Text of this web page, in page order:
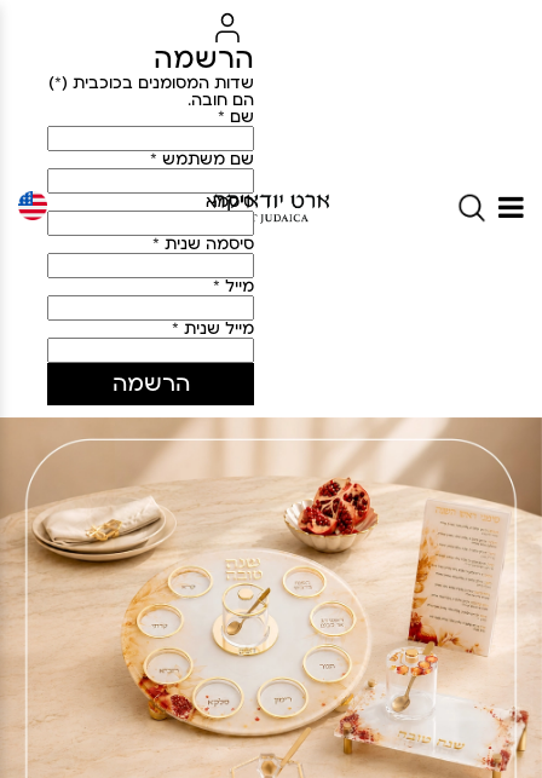
הרשמה
שדות המסומנים בכוכבית (*)
הם חובה.
שם *
שם משתמש *
סיסמא
סיסמה שנית *
מייל *
מייל שנית *
הרשמה